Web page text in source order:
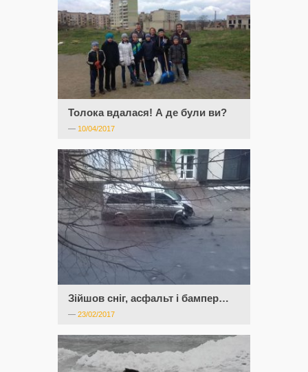
Толока вдалася! А де були ви?
— 10/04/2017
Зійшов сніг, асфальт і бампер…
— 23/02/2017